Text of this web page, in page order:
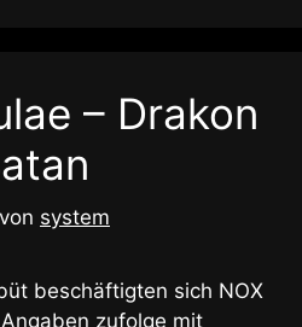
– Drakon
von system
beschäftigten sich NOX
zufolge mit